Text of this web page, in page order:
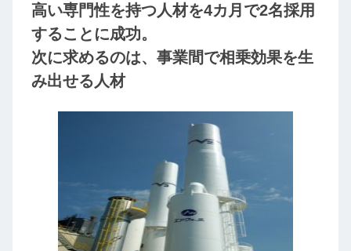
高い専門性を持つ人材を4カ月で2名採用
することに成功。
次に求めるのは、事業間で相乗効果を生
み出せる人材